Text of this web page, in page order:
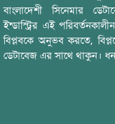
বাংলাদেশী সিনেমার
ইন্ডাস্ট্রির এই
বিপ্লবকে অনুভব করতে,
ডেটাবেজ এর সাথে থাকুন।